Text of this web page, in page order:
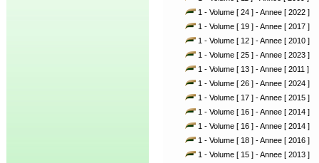
1 - Volume [ 24 ] - Annee [ 2022 ]
1 - Volume [ 19 ] - Annee [ 2017 ]
1 - Volume [ 12 ] - Annee [ 2010 ]
1 - Volume [ 25 ] - Annee [ 2023 ]
1 - Volume [ 13 ] - Annee [ 2011 ]
1 - Volume [ 26 ] - Annee [ 2024 ]
1 - Volume [ 17 ] - Annee [ 2015 ]
1 - Volume [ 16 ] - Annee [ 2014 ]
1 - Volume [ 16 ] - Annee [ 2014 ]
1 - Volume [ 18 ] - Annee [ 2016 ]
1 - Volume [ 15 ] - Annee [ 2013 ]